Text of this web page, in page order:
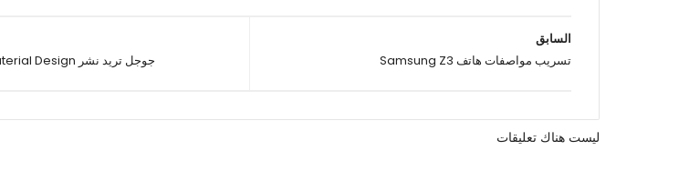
جوجل تريد نشر Material Design على الويب
السابق
تسريب مواصفات هاتف Samsung Z3
ليست هناك تعليقات